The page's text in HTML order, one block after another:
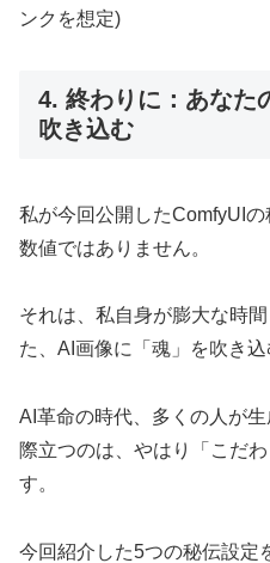
ンクを想定)
4. 終わりに：あなた
吹き込む
私が今回公開したComfyUI
数値ではありません。
それは、私自身が膨大な時
た、AI画像に「魂」を吹き込
AI革命の時代、多くの人が
際立つのは、やはり「こだ
す。
今回紹介した5つの秘伝設定